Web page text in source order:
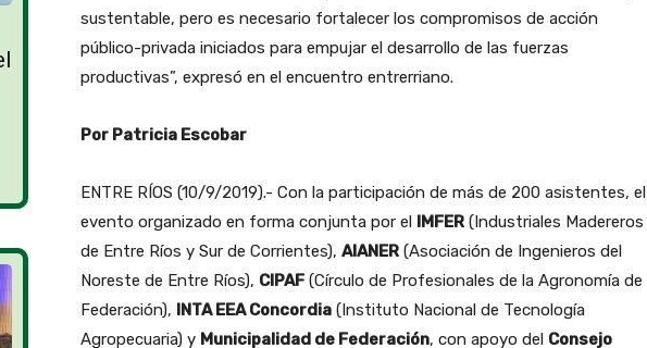
sustentable, pero es necesario fortalecer los compromisos de acción
público-privada iniciados para empujar el desarrollo de las fuerzas
productivas”, expresó en el encuentro entrerriano.
Por Patricia Escobar
ENTRE RÍOS (10/9/2019).- Con la participación de más de 200 asistentes, el
evento organizado en forma conjunta por el IMFER(Industriales Madereros
de Entre Ríos y Sur de Corrientes), AIANER(Asociación de Ingenieros del
Noreste de Entre Ríos), CIPAF(Círculo de Profesionales de la Agronomía de
Federación), INTA EEA Concordia(Instituto Nacional de Tecnología
Agropecuaria) y Municipalidad de Federación, con apoyo del Consejo